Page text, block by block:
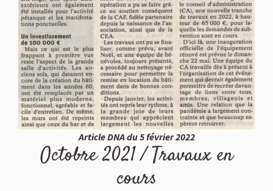
Article DNA du 5 février 2022
Octobre 2021 / Travaux en
cours